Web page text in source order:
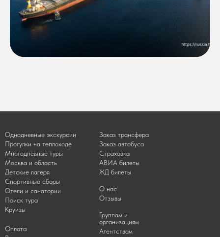
Круизы
Отели и санатории
Поиск тура
Многодневные туры
Однодневные экскурсии
Детские лагеря
Спортивные сборы
Москва и область
Оплата
Отзывы
О нас
Страховка
АВИА билеты
ЖД билеты
Заказ трансфера
Заказ автобуса
Агентствам
Группам и
организациям
Прогулки на теплоходе